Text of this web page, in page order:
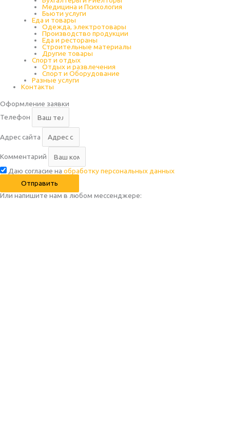
Медицина и Психология
Бьюти услуги
Еда и товары
Одежда, электротовары
Производство продукции
Еда и рестораны
Строительные материалы
Другие товары
Спорт и отдых
Отдых и развлечения
Спорт и Оборудование
Разные услуги
Контакты
Оформление заявки
Телефон
Адрес сайта
Комментарий
Даю согласие на обработку персональных данных
Отправить
Или напишите нам в любом месcенджере: